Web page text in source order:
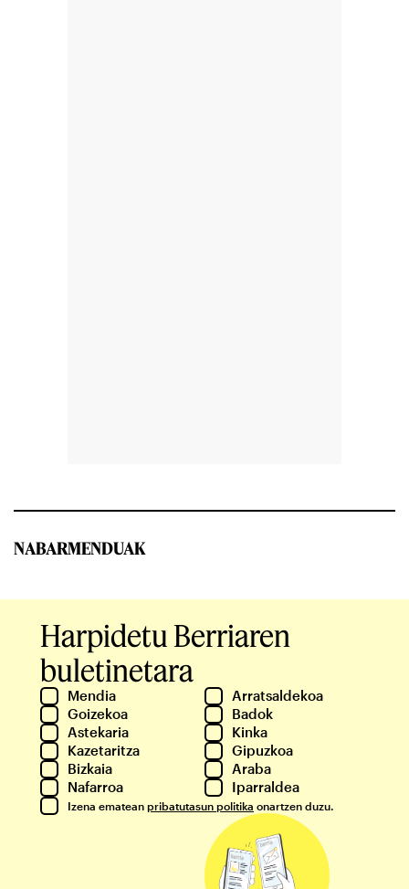
NABARMENDUAK
Harpidetu Berriaren
buletinetara
Mendia
Arratsaldekoa
Goizekoa
Badok
Astekaria
Kinka
Kazetaritza
Gipuzkoa
Bizkaia
Araba
Nafarroa
Iparraldea
Izena ematean pribatutasun politika onartzen duzu.